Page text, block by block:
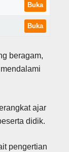
Buka
Buka
beragam,
ajar
didik.
pengertian